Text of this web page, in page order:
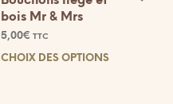
bois Mr & Mrs
5,00€ TTC
CHOIX DES OPTIONS